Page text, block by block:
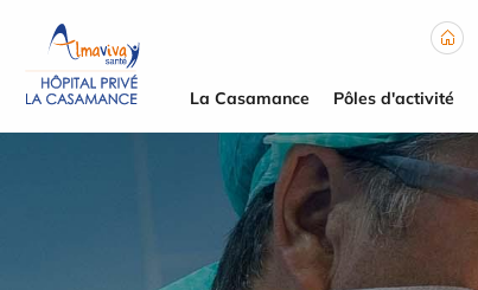
La Casamance Pôles d'activité